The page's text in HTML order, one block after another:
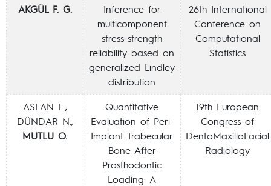
AKGÜL F. G.
Inference for
multicomponent
stress-strength
reliability based on
generalized Lindley
distribution
26th International
Conference on
Computational
Statistics
ASLAN E.,
DÜNDAR N.,
MUTLU O.
Quantitative
Evaluation of Peri-
Implant Trabecular
Bone After
Prosthodontic
Loading: A
19th European
Congress of
DentoMaxilloFacial
Radiology